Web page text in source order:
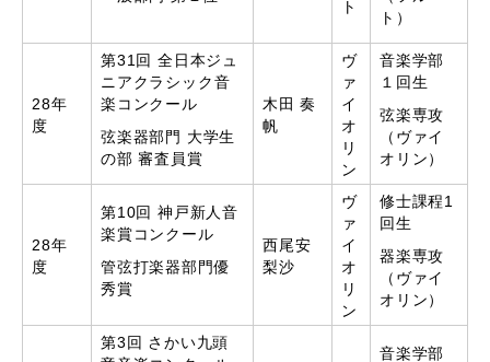
ト
ト）
28年
度
第31回 全日本ジュ
ニアクラシック音
楽コンクール
弦楽器部門 大学生
の部 審査員賞
木田 奏
帆
ヴ
ァ
イ
オ
リ
ン
音楽学部
１回生
弦楽専攻
（ヴァイ
オリン）
28年
度
第10回 神戸新人音
楽賞コンクール
管弦打楽器部門優
秀賞
西尾安
梨沙
ヴ
ァ
イ
オ
リ
ン
修士課程1
回生
器楽専攻
（ヴァイ
オリン）
第3回 さかい九頭
音楽学部